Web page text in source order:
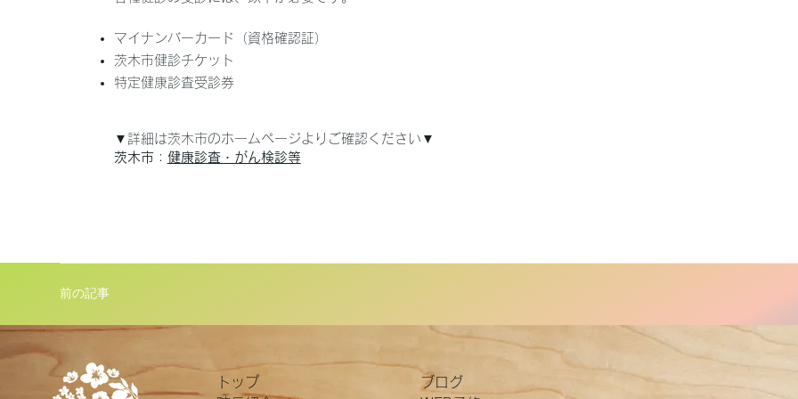
マイナンバーカード（資格確認証）
茨木市健診チケット
特定健康診査受診券
▼詳細は茨木市のホームページよりご確認ください▼
茨木市： 健康診査・がん検診等
前の記事
トップ
ブログ